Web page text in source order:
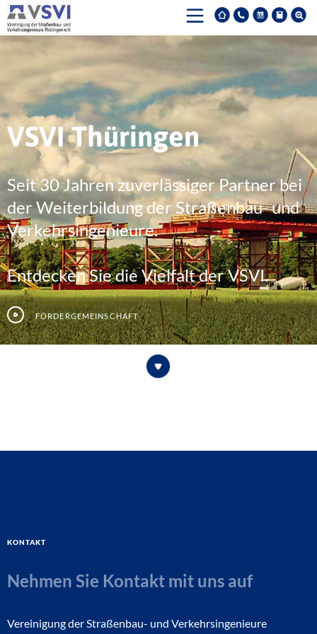
VSVI Thüringen
Seit 30 Jahren zuverlässiger Partner bei
der Weiterbildung der Straßenbau- und
Verkehrsingenieure.
Entdecken Sie die Vielfalt der VSVI.
Fördergemeinschaft
Kontakt
Nehmen Sie Kontakt mit uns auf
Vereinigung der Straßenbau- und Verkehrsingenieure